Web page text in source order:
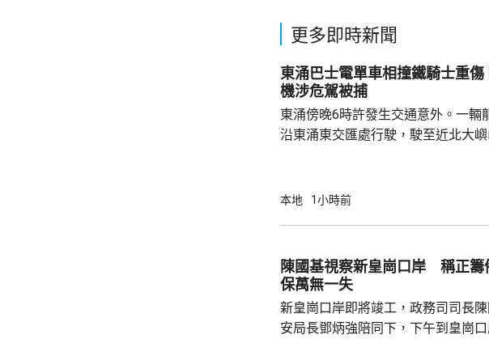
更多即時新聞
東涌巴士電單車相撞鐵騎士重傷 巴士司
機涉危駕被捕
東涌傍晚6時許發生交通意外。一輛
沿東涌東交匯處行駛，駛至近北大嶼
體多處受傷，昏迷送往北大嶼山醫院
往沙田的路線E42巴士，已即時暫停
駕駛職務，派員到醫院慰問傷者，
方調查事故原因。
本地 1小時前
陳國基視察新皇崗口岸 稱正籌
保萬無一失
新皇崗口岸即將竣工，政務司司長
安局長鄧炳強陪同下，下午到皇崗口